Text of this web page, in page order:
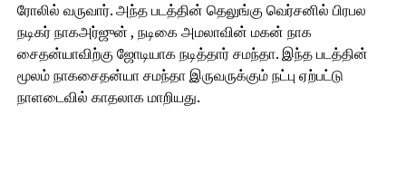
ரோலில் வருவார். அந்த படத்தின் தெலுங்கு வெர்சனில் பிரபல
நடிகர் நாகஅர்ஜுன் , நடிகை அமலாவின் மகன் நாக
சைதன்யாவிற்கு ஜோடியாக நடித்தார் சமந்தா. இந்த படத்தின்
மூலம் நாகசைதன்யா சமந்தா இருவருக்கும் நட்பு ஏற்பட்டு
நாளடைவில் காதலாக மாறியது.